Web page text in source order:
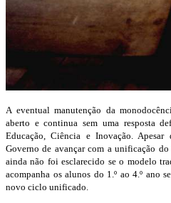
A eventual manutenção da
aberto e continua sem uma resposta
Educação, Ciência e Inovação.
Governo de avançar com a unificação
ainda não foi esclarecido se o modelo
acompanha os alunos do 1.º ao 4.º ano
novo ciclo unificado.